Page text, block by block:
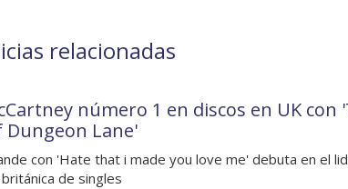
relacionadas
número 1 en discos en UK con
Dungeon Lane'
con 'Hate that i made you love me' debuta en el
de singles